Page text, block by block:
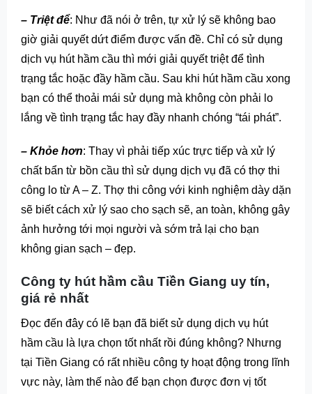
– Triệt để: Như đã nói ở trên, tự xử lý sẽ không bao
giờ giải quyết dứt điểm được vấn đề. Chỉ có sử dụng
dịch vụ hút hầm cầu thì mới giải quyết triệt để tình
trạng tắc hoặc đầy hầm cầu. Sau khi hút hầm cầu xong
bạn có thể thoải mái sử dụng mà không còn phải lo
lắng về tình trạng tắc hay đầy nhanh chóng “tái phát”.
– Khỏe hơn: Thay vì phải tiếp xúc trực tiếp và xử lý
chất bẩn từ bồn cầu thì sử dụng dịch vụ đã có thợ thi
công lo từ A – Z. Thợ thi công với kinh nghiệm dày dặn
sẽ biết cách xử lý sao cho sạch sẽ, an toàn, không gây
ảnh hưởng tới mọi người và sớm trả lại cho bạn
không gian sạch – đẹp.
Công ty hút hầm cầu Tiền Giang uy tín,
giá rẻ nhất
Đọc đến đây có lẽ bạn đã biết sử dụng dịch vụ hút
hầm cầu là lựa chọn tốt nhất rồi đúng không? Nhưng
tại Tiền Giang có rất nhiều công ty hoạt động trong lĩnh
vực này, làm thế nào để bạn chọn được đơn vị tốt